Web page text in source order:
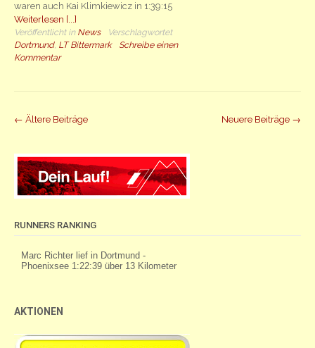
waren auch Kai Klimkiewicz in 1:39:15
Weiterlesen [...]
Veröffentlicht in News
Verschlagwortet
Dortmund, LT Bittermark
Schreibe einen
Kommentar
Beiträge
← Ältere Beiträge Neuere Beiträge →
RUNNERS RANKING
AKTIONEN